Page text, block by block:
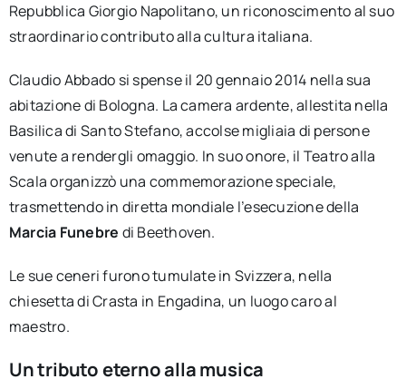
Repubblica Giorgio Napolitano, un riconoscimento al suo
straordinario contributo alla cultura italiana.
Claudio Abbado si spense il 20 gennaio 2014 nella sua
abitazione di Bologna. La camera ardente, allestita nella
Basilica di Santo Stefano, accolse migliaia di persone
venute a rendergli omaggio. In suo onore, il Teatro alla
Scala organizzò una commemorazione speciale,
trasmettendo in diretta mondiale l’esecuzione della
Marcia Funebre di Beethoven.
Le sue ceneri furono tumulate in Svizzera, nella
chiesetta di Crasta in Engadina, un luogo caro al
maestro.
Un tributo eterno alla musica